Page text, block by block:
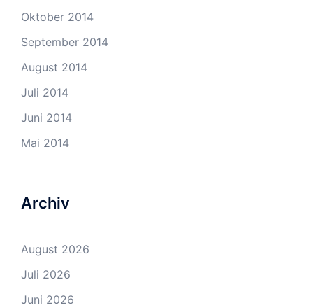
Oktober 2014
September 2014
August 2014
Juli 2014
Juni 2014
Mai 2014
Archiv
August 2026
Juli 2026
Juni 2026